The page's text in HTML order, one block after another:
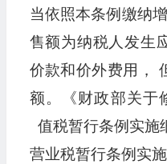
当依照本条例缴纳
售额为纳税人发生
价款和价外费用，
额。《财政部关于
值税暂行条例实施
营业税暂行条例实